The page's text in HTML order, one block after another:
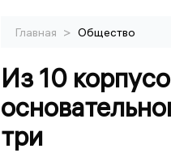
Главная > Общество
Из 10
три